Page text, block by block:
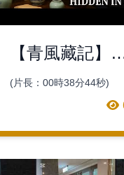
【青風藏記】
城藝術博物館的
中國文人書房
瓷影流光，一
穿越東方書香
(片長：00時38分44秒)